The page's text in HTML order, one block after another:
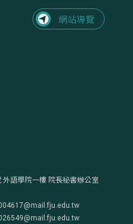
語學院一樓 院長祕書辦公室